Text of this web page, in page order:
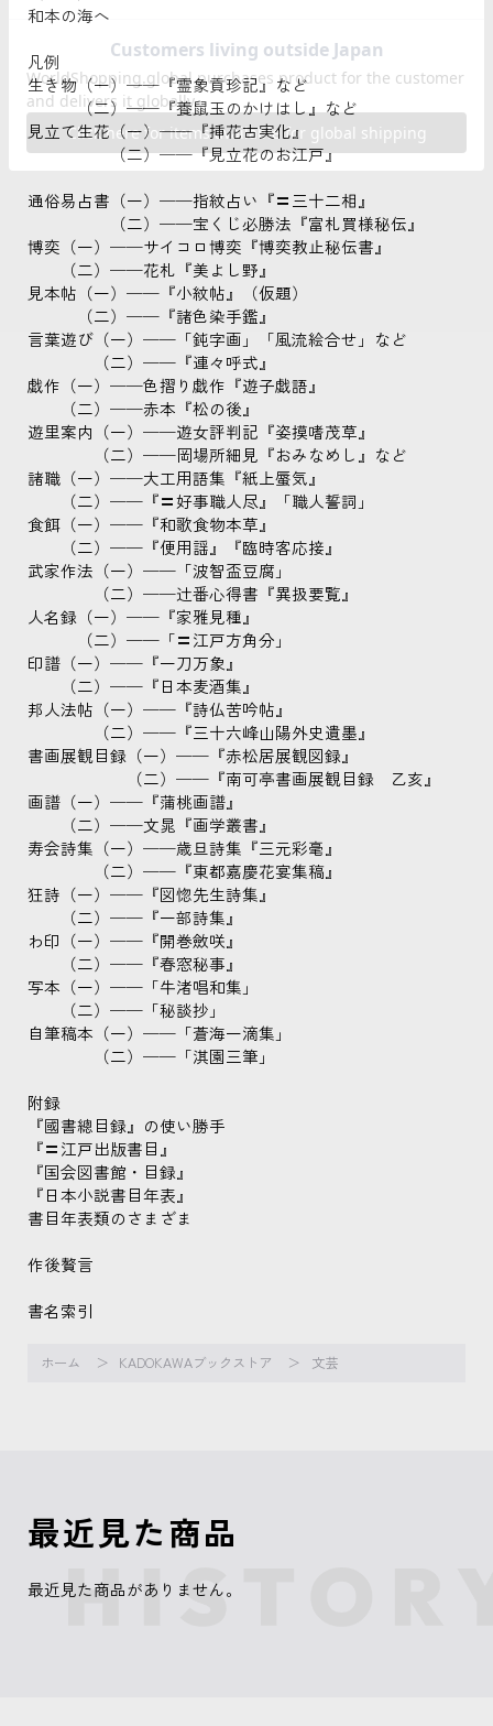
和本の海へ
凡例
生き物（一）──『霊象貢珍記』など
（二）──『養鼠玉のかけはし』など
見立て生花（一）──『挿花古実化』
（二）──『見立花のお江戸』
通俗易占書（一）──指紋占い『〓三十二相』
（二）──宝くじ必勝法『富札買様秘伝』
博奕（一）──サイコロ博奕『博奕教止秘伝書』
（二）──花札『美よし野』
見本帖（一）──『小紋帖』（仮題）
（二）──『諸色染手鑑』
言葉遊び（一）──「鈍字画」「風流絵合せ」など
（二）──『連々呼式』
戯作（一）──色摺り戯作『遊子戯語』
（二）──赤本『松の後』
遊里案内（一）──遊女評判記『姿摸嗜茂草』
（二）──岡場所細見『おみなめし』など
諸職（一）──大工用語集『紙上蜃気』
（二）──『〓好事職人尽』「職人誓詞」
食餌（一）──『和歌食物本草』
（二）──『便用謡』『臨時客応接』
武家作法（一）──「波智盃豆腐」
（二）──辻番心得書『異扱要覧』
人名録（一）──『家雅見種』
（二）──「〓江戸方角分」
印譜（一）──『一刀万象』
（二）──『日本麦酒集』
邦人法帖（一）──『詩仏苦吟帖』
（二）──『三十六峰山陽外史遺墨』
書画展観目録（一）──『赤松居展観図録』
（二）──『南可亭書画展観目録 乙亥』
画譜（一）──『蒲桃画譜』
（二）──文晁『画学叢書』
寿会詩集（一）──歳旦詩集『三元彩毫』
（二）──『東都嘉慶花宴集稿』
狂詩（一）──『図惚先生詩集』
（二）──『一部詩集』
わ印（一）──『開巻斂咲』
（二）──『春窓秘事』
写本（一）──「牛渚唱和集」
（二）──「秘談抄」
自筆稿本（一）──「蒼海一滴集」
（二）──「淇園三筆」
附録
『國書總目録』の使い勝手
『〓江戸出版書目』
『国会図書館・目録』
『日本小説書目年表』
書目年表類のさまざま
作後贅言
書名索引
ホーム KADOKAWAブックストア 文芸
最近見た商品
最近見た商品がありません。